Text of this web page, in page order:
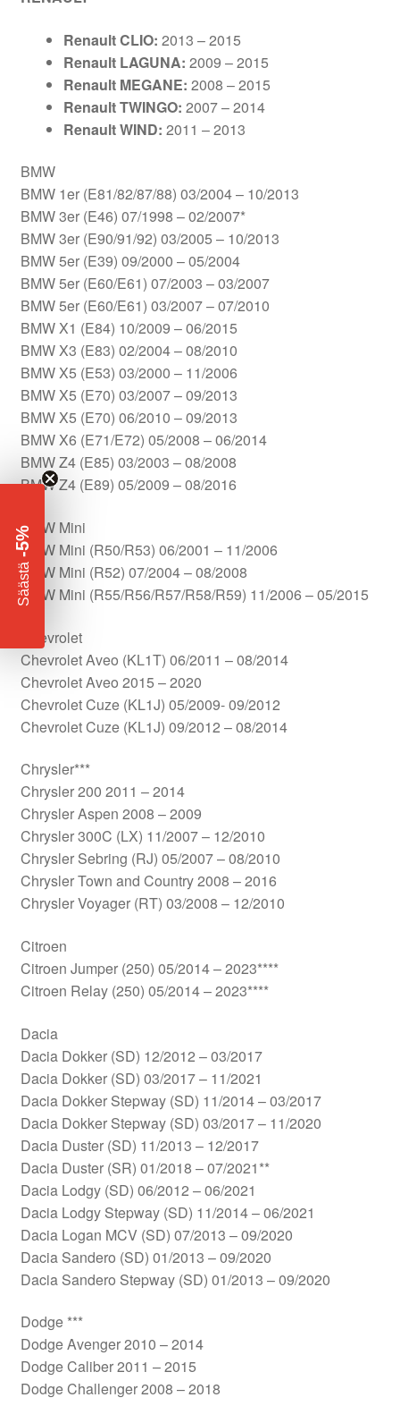
Renault CLIO: 2013 – 2015
Renault LAGUNA: 2009 – 2015
Renault MEGANE: 2008 – 2015
Renault TWINGO: 2007 – 2014
Renault WIND: 2011 – 2013
BMW
BMW 1er (E81/82/87/88) 03/2004 – 10/2013
BMW 3er (E46) 07/1998 – 02/2007*
BMW 3er (E90/91/92) 03/2005 – 10/2013
BMW 5er (E39) 09/2000 – 05/2004
BMW 5er (E60/E61) 07/2003 – 03/2007
BMW 5er (E60/E61) 03/2007 – 07/2010
BMW X1 (E84) 10/2009 – 06/2015
BMW X3 (E83) 02/2004 – 08/2010
BMW X5 (E53) 03/2000 – 11/2006
BMW X5 (E70) 03/2007 – 09/2013
BMW X5 (E70) 06/2010 – 09/2013
BMW X6 (E71/E72) 05/2008 – 06/2014
BMW Z4 (E85) 03/2003 – 08/2008
BMW Z4 (E89) 05/2009 – 08/2016
BMW Mini
BMW Mini (R50/R53) 06/2001 – 11/2006
BMW Mini (R52) 07/2004 – 08/2008
BMW Mini (R55/R56/R57/R58/R59) 11/2006 – 05/2015
Chevrolet
Chevrolet Aveo (KL1T) 06/2011 – 08/2014
Chevrolet Aveo 2015 – 2020
Chevrolet Cuze (KL1J) 05/2009- 09/2012
Chevrolet Cuze (KL1J) 09/2012 – 08/2014
Chrysler***
Chrysler 200 2011 – 2014
Chrysler Aspen 2008 – 2009
Chrysler 300C (LX) 11/2007 – 12/2010
Chrysler Sebring (RJ) 05/2007 – 08/2010
Chrysler Town and Country 2008 – 2016
Chrysler Voyager (RT) 03/2008 – 12/2010
Citroen
Citroen Jumper (250) 05/2014 – 2023****
Citroen Relay (250) 05/2014 – 2023****
Dacia
Dacia Dokker (SD) 12/2012 – 03/2017
Dacia Dokker (SD) 03/2017 – 11/2021
Dacia Dokker Stepway (SD) 11/2014 – 03/2017
Dacia Dokker Stepway (SD) 03/2017 – 11/2020
Dacia Duster (SD) 11/2013 – 12/2017
Dacia Duster (SR) 01/2018 – 07/2021**
Dacia Lodgy (SD) 06/2012 – 06/2021
Dacia Lodgy Stepway (SD) 11/2014 – 06/2021
Dacia Logan MCV (SD) 07/2013 – 09/2020
Dacia Sandero (SD) 01/2013 – 09/2020
Dacia Sandero Stepway (SD) 01/2013 – 09/2020
Dodge ***
Dodge Avenger 2010 – 2014
Dodge Caliber 2011 – 2015
Dodge Challenger 2008 – 2018
Säästä
-5%